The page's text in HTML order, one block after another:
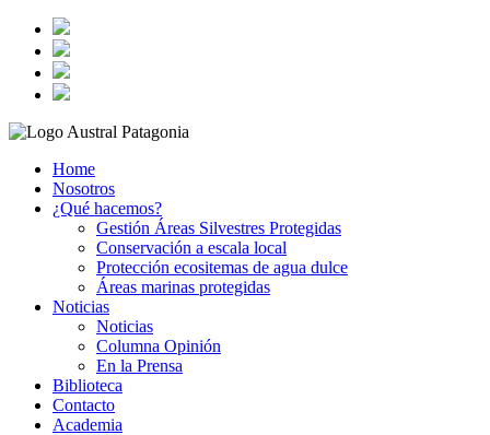
Home
Nosotros
¿Qué hacemos?
Gestión Áreas Silvestres Protegidas
Conservación a escala local
Protección ecositemas de agua dulce
Áreas marinas protegidas
Noticias
Noticias
Columna Opinión
En la Prensa
Biblioteca
Contacto
Academia